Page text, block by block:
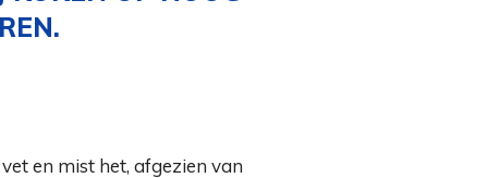
en mist het, afgezien van